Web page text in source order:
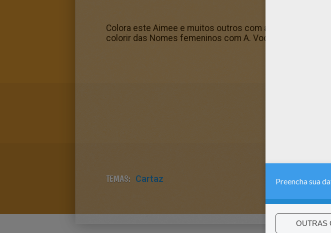
Colora este Aimee e muitos outros com a nossa
colorir das Nomes femeninos com A. Você pode
TEMAS: Cartaz